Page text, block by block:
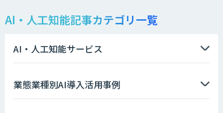
AIコンシェルジュ®
AI・人工知能記事カテゴリ一覧
AI・人工知能サービス
業態業種別AI導入活用事例